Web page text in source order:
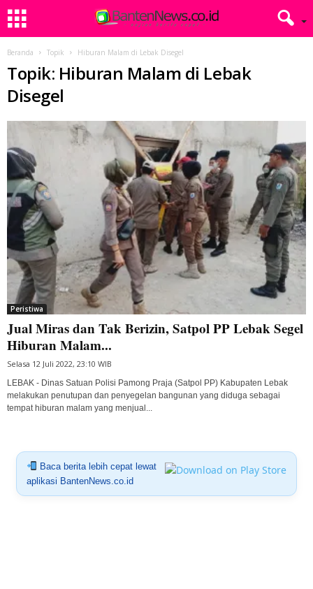
Beranda Topik Hiburan Malam di Lebak Disegel
Topik: Hiburan Malam di Lebak
Disegel
Peristiwa
Jual Miras dan Tak Berizin, Satpol PP Lebak Segel
Hiburan Malam...
Selasa 12 Juli 2022, 23:10 WIB
LEBAK - Dinas Satuan Polisi Pamong Praja (Satpol PP) Kabupaten Lebak
melakukan penutupan dan penyegelan bangunan yang diduga sebagai
tempat hiburan malam yang menjual...
Baca berita lebih cepat lewat
aplikasi BantenNews.co.id